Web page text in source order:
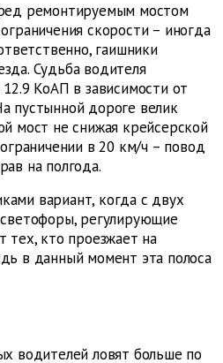
ремонтируемым мостом
скорости – иногда
гаишники
Судьба водителя
КоАП в зависимости от
пустынной дороге велик
мост не снижая крейсерской
в 20 км/ч – повод
на полгода.
вариант, когда с двух
регулирующие
тех, кто проезжает на
в данный момент эта полоса
водителей ловят больше по